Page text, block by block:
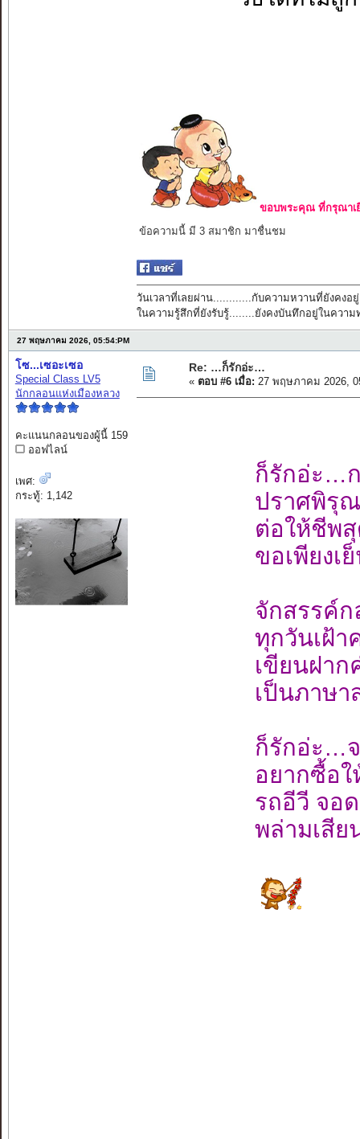
ขอบพระคุณ ที่กรุณาเ
ข้อความนี้ มี 3 สมาชิก มาชื่นชม
วันเวลาที่เลยผ่าน............กับความหวานที่ยังคงอยู่
ในความรู้สึกที่ยังรับรู้........ยังคงบันทึกอยู่ในความ
27 พฤษภาคม 2026, 05:54:PM
โซ...เซอะเซอ
Special Class LV5
นักกลอนแห่งเมืองหลวง
คะแนนกลอนของผู้นี้ 159
ออฟไลน์
เพศ:
กระทู้: 1,142
Re: …ก็รักอ่ะ…
« ตอบ #6 เมื่อ: 27 พฤษภาคม 2026,
ก็รักอ่ะ…
ปราศพิรุณ
ต่อให้ชีพ
ขอเพียงเ
จักสรรค์ก
ทุกวันเฝ้
เขียนฝา
เป็นภาษ
ก็รักอ่ะ…
อยากซื้อ
รถอีวี จอ
พล่ามเสี